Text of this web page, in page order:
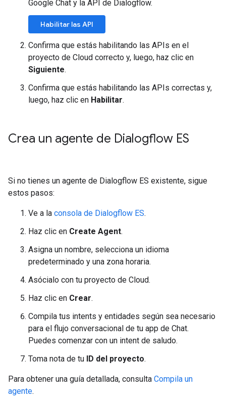
Google Chat y la API de Dialogflow.
Habilitar las API
Confirma que estás habilitando las APIs en el
proyecto de Cloud correcto y, luego, haz clic en
Siguiente.
Confirma que estás habilitando las APIs correctas y,
luego, haz clic en Habilitar.
Crea un agente de Dialogflow ES
Si no tienes un agente de Dialogflow ES existente, sigue
estos pasos:
Ve a la consola de Dialogflow ES.
Haz clic en Create Agent.
Asigna un nombre, selecciona un idioma
predeterminado y una zona horaria.
Asócialo con tu proyecto de Cloud.
Haz clic en Crear.
Compila tus intents y entidades según sea necesario
para el flujo conversacional de tu app de Chat.
Puedes comenzar con un intent de saludo.
Toma nota de tu ID del proyecto.
Para obtener una guía detallada, consulta Compila un
agente.